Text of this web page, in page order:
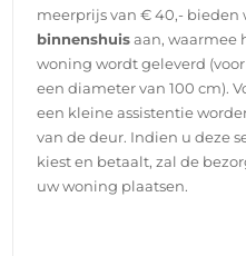
meerprijs van € 40,- bieden
binnenshuisaan, waarmee
woning wordt geleverd
een diameter van 100 cm).
een kleine assistentie
van de deur. Indien u deze
kiest en betaalt, zal de
uw woning plaatsen.